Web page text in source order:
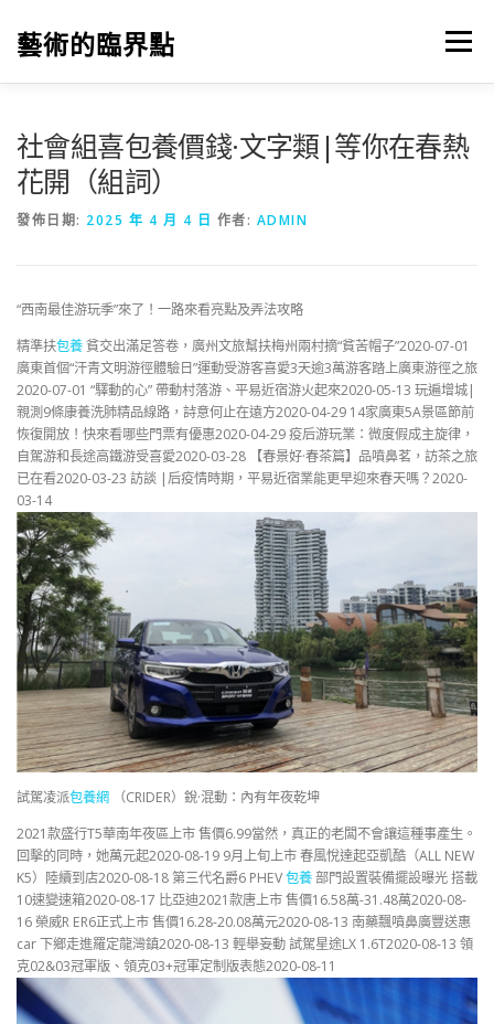
藝術的臨界點 選單
社會組喜包養價錢·文字類|等你在春熱
花開（組詞）
發佈日期: 2025 年 4 月 4 日 作者: ADMIN
“西南最佳游玩季”來了！一路來看亮點及弄法攻略
精準扶包養貧交出滿足答卷，廣州文旅幫扶梅州兩村摘“貧苦帽子”2020-07-01
廣東首個“汗青文明游徑體驗日”運動受游客喜愛3天逾3萬游客踏上廣東游徑之旅
2020-07-01 “驛動的心” 帶動村落游、平易近宿游火起來2020-05-13 玩遍增城|
親測9條康養洗肺精品線路，詩意何止在遠方2020-04-29 14家廣東5A景區節前
恢復開放！快來看哪些門票有優惠2020-04-29 疫后游玩業：微度假成主旋律，
自駕游和長途高鐵游受喜愛2020-03-28 【春景好·春茶篇】品噴鼻茗，訪茶之旅
已在看2020-03-23 訪談 |后疫情時期，平易近宿業能更早迎來春天嗎？2020-
03-14
試駕凌派包養網 （CRIDER）銳·混動：內有年夜乾坤
2021款盛行T5華南年夜區上市 售價6.99當然，真正的老闆不會讓這種事產生。
回擊的同時，她萬元起2020-08-19 9月上旬上市 春風悅達起亞凱酷（ALL NEW
K5）陸續到店2020-08-18 第三代名爵6 PHEV包養部門設置裝備擺設曝光 搭載
10速變速箱2020-08-17 比亞迪2021款唐上市 售價16.58萬-31.48萬2020-08-
16 榮威R ER6正式上市 售價16.28-20.08萬元2020-08-13 南藥飄噴鼻廣豐送惠
car 下鄉走進羅定龍灣鎮2020-08-13 輕舉妄動 試駕星途LX 1.6T2020-08-13 領
克02&03冠軍版、領克03+冠軍定制版表態2020-08-11